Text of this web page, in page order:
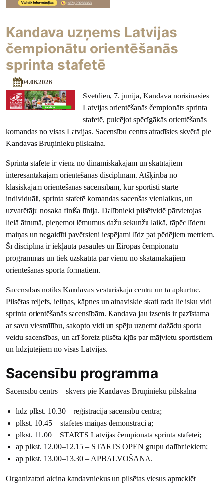
Kandava uzņems Latvijas
čempionātu orientēšanās
sprinta stafetē
04.06.2026
Svētdien, 7. jūnijā, Kandavā norisināsies
Latvijas orientēšanās čempionāts sprinta
stafetē, pulcējot spēcīgākās orientēšanās
komandas no visas Latvijas. Sacensību centrs atradīsies skvērā pie
Kandavas Bruņinieku pilskalna.
Sprinta stafete ir viena no dinamiskākajām un skatītājiem
interesantākajām orientēšanās disciplīnām. Atšķirībā no
klasiskajām orientēšanās sacensībām, kur sportisti startē
individuāli, sprinta stafetē komandas sacenšas vienlaikus, un
uzvarētāju nosaka finiša līnija. Dalībnieki pilsētvidē pārvietojas
lielā ātrumā, pieņemot lēmumus dažu sekunžu laikā, tāpēc līderu
maiņas un negaidīti pavērsieni iespējami līdz pat pēdējiem metriem.
Šī disciplīna ir iekļauta pasaules un Eiropas čempionātu
programmās un tiek uzskatīta par vienu no skatāmākajiem
orientēšanās sporta formātiem.
Sacensības notiks Kandavas vēsturiskajā centrā un tā apkārtnē.
Pilsētas reljefs, ieliņas, kāpnes un ainaviskie skati rada lielisku vidi
sprinta orientēšanās sacensībām. Kandava jau izsenis ir pazīstama
ar savu viesmīlību, sakopto vidi un spēju uzņemt dažādu sporta
veidu sacensības, un arī šoreiz pilsēta kļūs par mājvietu sportistiem
un līdzjutējiem no visas Latvijas.
Sacensību programma
Sacensību centrs – skvērs pie Kandavas Bruņinieku pilskalna
līdz plkst. 10.30 – reģistrācija sacensību centrā;
plkst. 10.45 – stafetes maiņas demonstrācija;
plkst. 11.00 – STARTS Latvijas čempionāta sprinta stafetei;
ap plkst. 12.00–12.15 – STARTS OPEN grupu dalībniekiem;
ap plkst. 13.00–13.30 – APBALVOŠANA.
Organizatori aicina kandavniekus un pilsētas viesus apmeklēt